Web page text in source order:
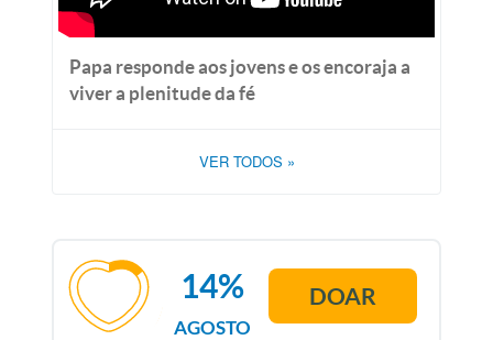
Papa responde aos jovens e os encoraja a
viver a plenitude da fé
VER TODOS »
AGOSTO
14% DOAR